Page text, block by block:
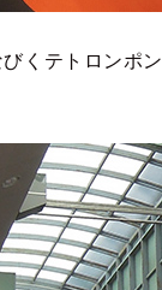
くテトロンポ